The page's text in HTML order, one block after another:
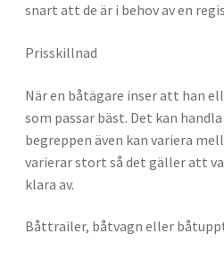
snart att de är i behov av en
Prisskillnad
När en båtägare inser att han
som passar bäst. Det kan
begreppen även kan variera
varierar stort så det gäller att
klara av.
Båttrailer, båtvagn eller